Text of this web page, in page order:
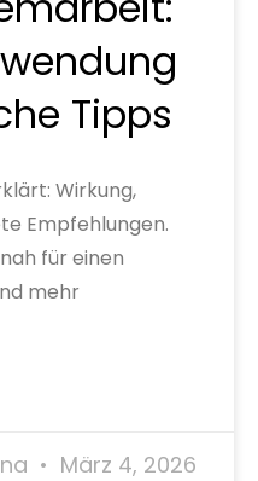
Tipps
Wirkung,
Empfehlungen.
für einen
mehr
März 4, 2026